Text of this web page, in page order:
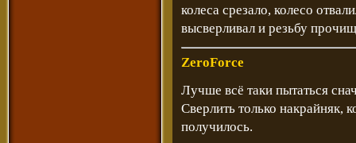
колеса срезало, колесо
высверливал и резьбу
ZeroForce
Лучше всё таки пытаться
Сверлить только накрайняк,
получилось.